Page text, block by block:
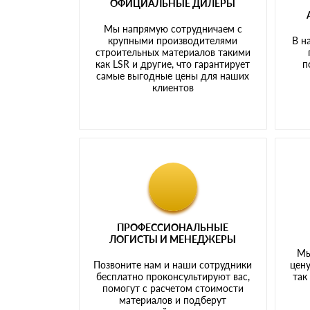
ОФИЦИАЛЬНЫЕ ДИЛЕРЫ
Мы напрямую сотрудничаем с
крупными производителями
строительных материалов такими
как LSR и другие, что гарантирует
самые выгодные цены для наших
клиентов
В
ПРОФЕССИОНАЛЬНЫЕ
ЛОГИСТЫ И МЕНЕДЖЕРЫ
Позвоните нам и наши сотрудники
бесплатно проконсультируют вас,
помогут с расчетом стоимости
материалов и подберут